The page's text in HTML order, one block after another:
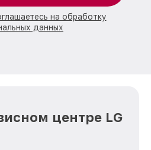
на обработку
данных
центре LG